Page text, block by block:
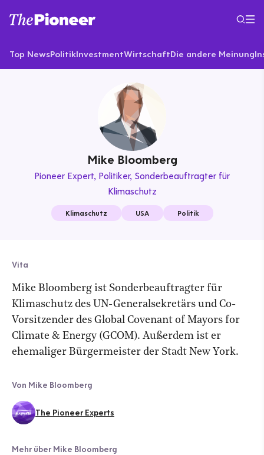
Top NewsPolitikInvestmentWirtschaftDie andere Meinung
Mike Bloomberg
Pioneer Expert Politiker, Sonderbeauftragter für
Klimaschutz
Klimaschutz USA Politik
Vita
Mike Bloomberg ist Sonderbeauftragter für
Klimaschutz des UN-Generalsekretärs und Co-
Vorsitzender des Global Covenant of Mayors for
Climate & Energy (GCOM). Außerdem ist er
ehemaliger Bürgermeister der Stadt New York.
Von Mike Bloomberg
The Pioneer Experts
Mehr über Mike Bloomberg